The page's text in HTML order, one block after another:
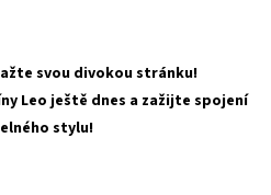
svou divokou stránku!
Leo ještě dnes a zažijte spojení
stylu!